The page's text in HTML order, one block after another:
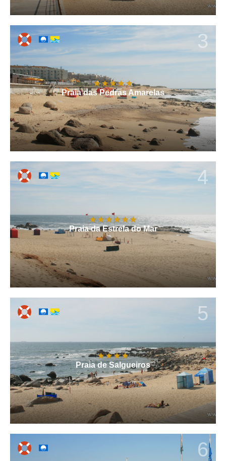
3
Praia das Pedras Amarelas
4
Praia da Estrela do Mar
5
Praia de Salgueiros
6